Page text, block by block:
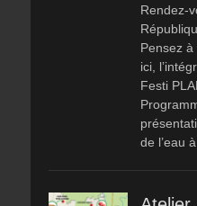
Rendez-
Pensez
ici,
Festi
de l’eau